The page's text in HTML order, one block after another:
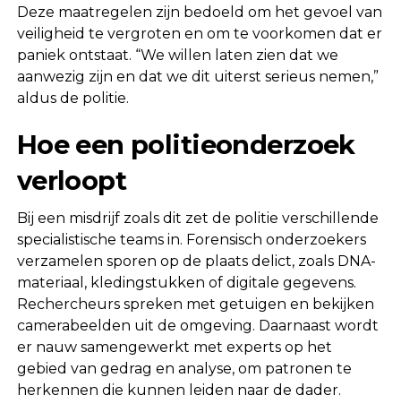
Deze maatregelen zijn bedoeld om het gevoel van
veiligheid te vergroten en om te voorkomen dat er
paniek ontstaat. “We willen laten zien dat we
aanwezig zijn en dat we dit uiterst serieus nemen,”
aldus de politie.
Hoe een politieonderzoek
verloopt
Bij een misdrijf zoals dit zet de politie verschillende
specialistische teams in. Forensisch onderzoekers
verzamelen sporen op de plaats delict, zoals DNA-
materiaal, kledingstukken of digitale gegevens.
Rechercheurs spreken met getuigen en bekijken
camerabeelden uit de omgeving. Daarnaast wordt
er nauw samengewerkt met experts op het
gebied van gedrag en analyse, om patronen te
herkennen die kunnen leiden naar de dader.